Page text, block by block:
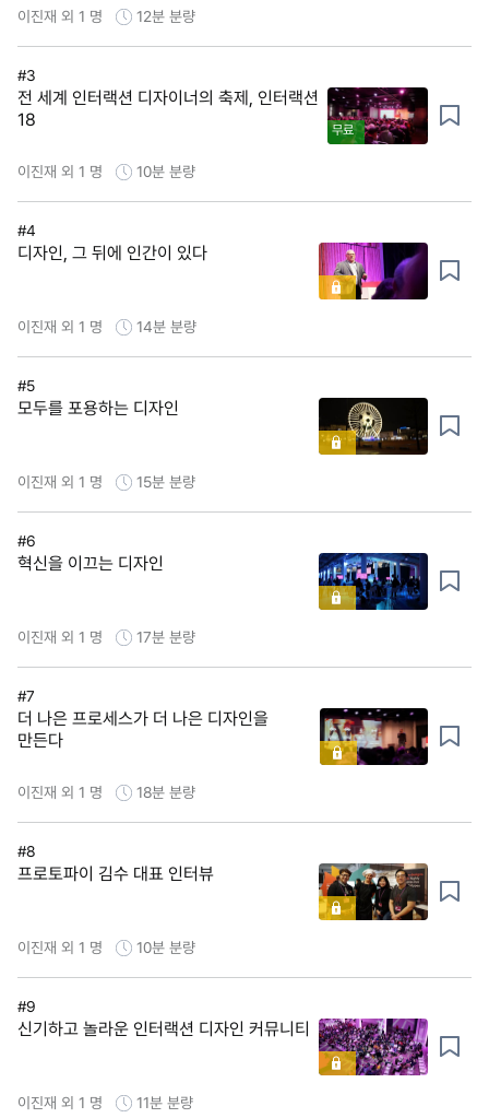
이진재 외 1 명 12분 분량
#3
전 세계 인터랙션 디자이너의 축제, 인터랙션
18
무료
이진재 외 1 명 10분 분량
#4
디자인, 그 뒤에 인간이 있다
이진재 외 1 명 14분 분량
#5
모두를 포용하는 디자인
이진재 외 1 명 15분 분량
#6
혁신을 이끄는 디자인
이진재 외 1 명 17분 분량
#7
더 나은 프로세스가 더 나은 디자인을
만든다
이진재 외 1 명 18분 분량
#8
프로토파이 김수 대표 인터뷰
이진재 외 1 명 10분 분량
#9
신기하고 놀라운 인터랙션 디자인 커뮤니티
이진재 외 1 명 11분 분량